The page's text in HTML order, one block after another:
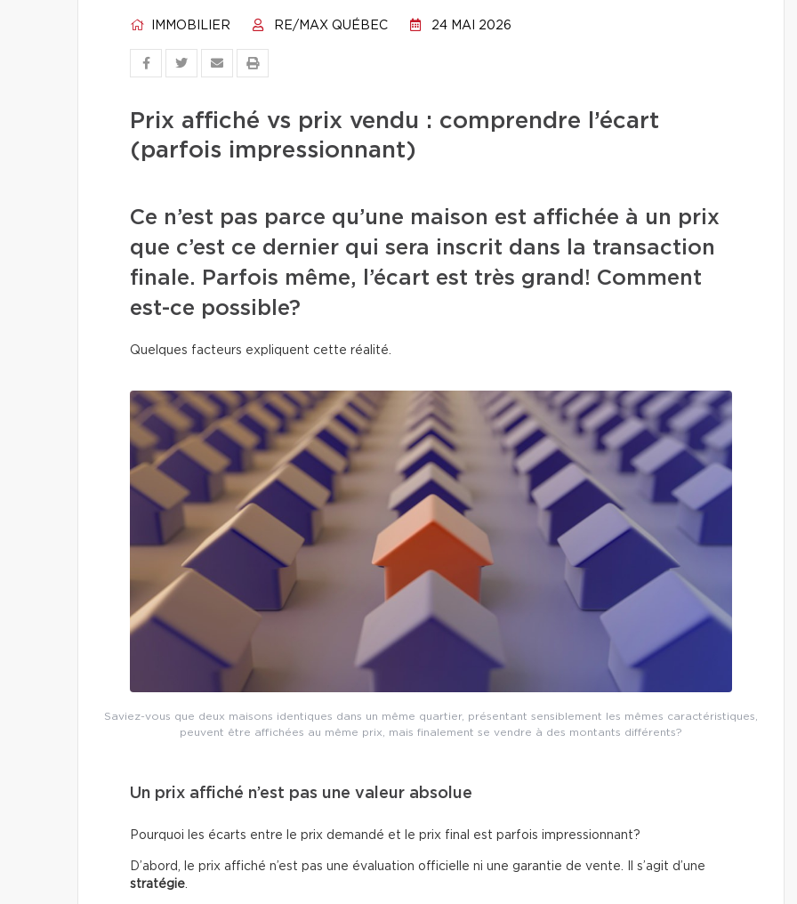
IMMOBILIER RE/MAX QUÉBEC 24 MAI 2026
Prix affiché vs prix vendu : comprendre l’écart
(parfois impressionnant)
Ce n’est pas parce qu’une maison est affichée à un prix
que c’est ce dernier qui sera inscrit dans la transaction
finale. Parfois même, l’écart est très grand! Comment
est-ce possible?
Quelques facteurs expliquent cette réalité.
Saviez-vous que deux maisons identiques dans un même quartier, présentant sensiblement les mêmes caractéristiques,
peuvent être affichées au même prix, mais finalement se vendre à des montants différents?
Un prix affiché n’est pas une valeur absolue
Pourquoi les écarts entre le prix demandé et le prix final est parfois impressionnant?
D’abord, le prix affiché n’est pas une évaluation officielle ni une garantie de vente. Il s’agit d’une
stratégie